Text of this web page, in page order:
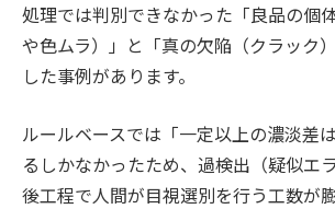
処理では判別できなかった「良品の個
や色ムラ）」と「真の欠陥（クラック
した事例があります。
ルールベースでは「一定以上の濃淡差
るしかなかったため、過検出（疑似エ
後工程で人間が目視選別を行う工数が